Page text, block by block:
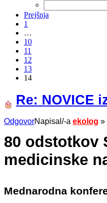
Prejšnja
1
…
10
11
12
13
14
Re: NOVICE
OdgovorNapisal/-a ekolog »
80 odstotkov
medicinske
Mednarodna